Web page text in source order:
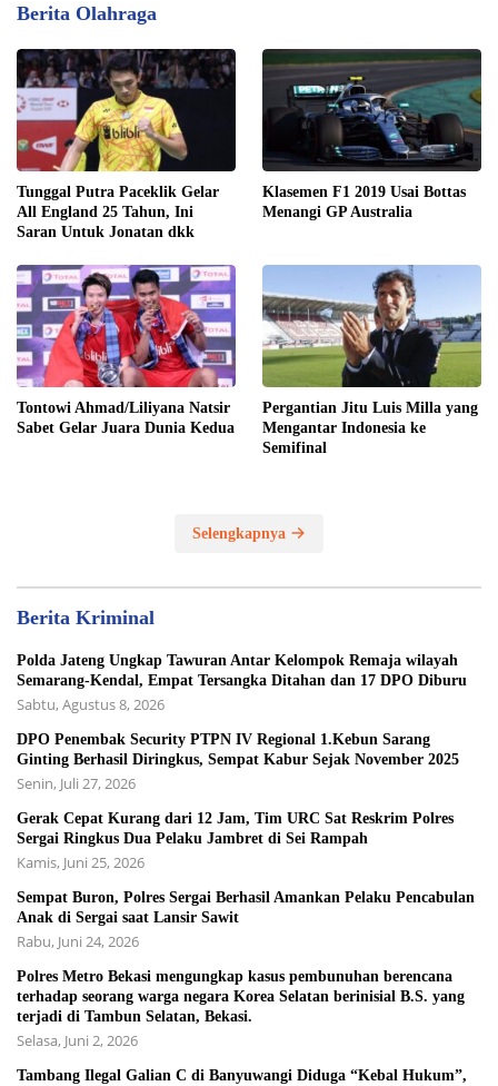
Berita Olahraga
Tunggal Putra Paceklik Gelar
All England 25 Tahun, Ini
Saran Untuk Jonatan dkk
Klasemen F1 2019 Usai Bottas
Menangi GP Australia
Tontowi Ahmad/Liliyana Natsir
Sabet Gelar Juara Dunia Kedua
Pergantian Jitu Luis Milla yang
Mengantar Indonesia ke
Semifinal
Selengkapnya
Berita Kriminal
Polda Jateng Ungkap Tawuran Antar Kelompok Remaja wilayah
Semarang-Kendal, Empat Tersangka Ditahan dan 17 DPO Diburu
Sabtu, Agustus 8, 2026
DPO Penembak Security PTPN IV Regional 1.Kebun Sarang
Ginting Berhasil Diringkus, Sempat Kabur Sejak November 2025
Senin, Juli 27, 2026
Gerak Cepat Kurang dari 12 Jam, Tim URC Sat Reskrim Polres
Sergai Ringkus Dua Pelaku Jambret di Sei Rampah
Kamis, Juni 25, 2026
Sempat Buron, Polres Sergai Berhasil Amankan Pelaku Pencabulan
Anak di Sergai saat Lansir Sawit
Rabu, Juni 24, 2026
Polres Metro Bekasi mengungkap kasus pembunuhan berencana
terhadap seorang warga negara Korea Selatan berinisial B.S. yang
terjadi di Tambun Selatan, Bekasi.
Selasa, Juni 2, 2026
Tambang Ilegal Galian C di Banyuwangi Diduga “Kebal Hukum”,